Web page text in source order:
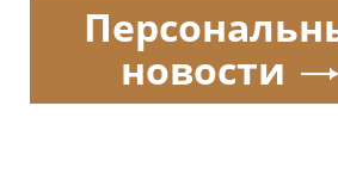
новости